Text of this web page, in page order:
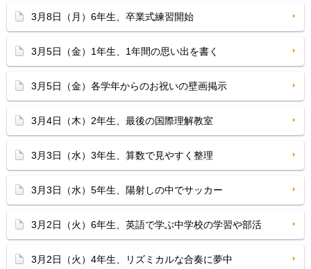
3月8日（月）6年生、卒業式練習開始
3月5日（金）1年生、1年間の思い出を書く
3月5日（金）各学年からのお祝いの壁画掲示
3月4日（木）2年生、最後の国際理解教室
3月3日（水）3年生、算数で見やすく整理
3月3日（水）5年生、陽射しの中でサッカー
3月2日（火）6年生、英語で学ぶ中学校の学習や部活
3月2日（火）4年生、リズミカルな合奏に夢中